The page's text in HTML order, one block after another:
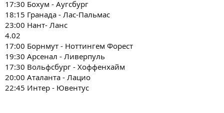
17:30 Бохум - Аугсбург
18:15 Гранада - Лас-Пальмас
23:00 Нант- Ланс
4.02
17:00 Борнмут - Ноттингем Форест
19:30 Арсенал - Ливерпуль
17:30 Вольфсбург - Хоффенхайм
20:00 Аталанта - Лацио
22:45 Интер - Ювентус